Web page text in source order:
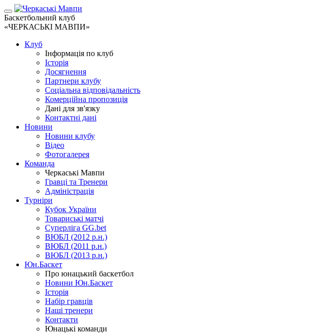
Баскетбольний клуб
«ЧЕРКАСЬКІ МАВПИ»
Клуб
Інформація по клуб
Історія
Досягнення
Партнери клубу
Соціальна відповідальність
Комерційна пропозиція
Дані для зв'язку
Контактні дані
Новини
Новини клубу
Відео
Фотогалерея
Команда
Черкаські Мавпи
Гравці та Тренери
Адміністрація
Турніри
Кубок України
Товариські матчі
Суперліга GG.bet
ВЮБЛ (2012 р.н.)
ВЮБЛ (2011 р.н.)
ВЮБЛ (2013 р.н.)
Юн.Баскет
Про юнацький баскетбол
Новини Юн.Баскет
Історія
Набір гравців
Наші тренери
Контакти
Юнацькі команди